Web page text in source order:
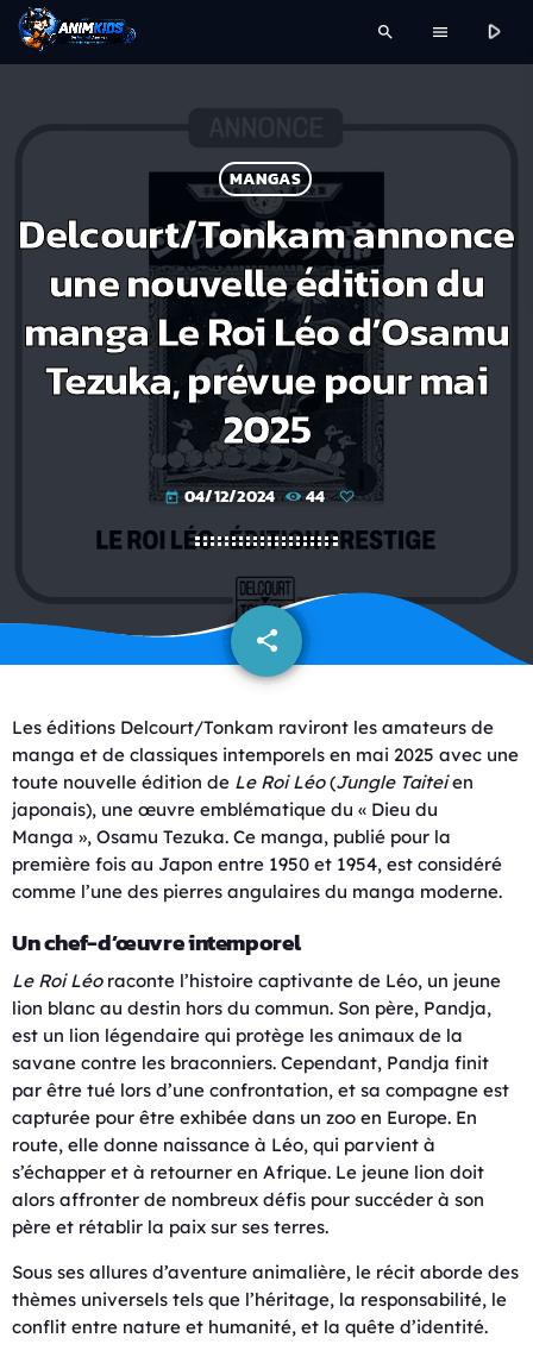
search menu play_arrow
MANGAS
Delcourt/Tonkam annonce
une nouvelle édition du
manga Le Roi Léo d’Osamu
Tezuka, prévue pour mai
2025
today 04/12/2024 44
share
email
Les éditions Delcourt/Tonkam raviront les amateurs de
manga et de classiques intemporels en mai 2025 avec une
toute nouvelle édition de Le Roi Léo(Jungle Taiteien
japonais), une œuvre emblématique du « Dieu du
Manga », Osamu Tezuka. Ce manga, publié pour la
première fois au Japon entre 1950 et 1954, est considéré
comme l’une des pierres angulaires du manga moderne.
Un chef-d’œuvre intemporel
Le Roi Léoraconte l’histoire captivante de Léo, un jeune
lion blanc au destin hors du commun. Son père, Pandja,
est un lion légendaire qui protège les animaux de la
savane contre les braconniers. Cependant, Pandja finit
par être tué lors d’une confrontation, et sa compagne est
capturée pour être exhibée dans un zoo en Europe. En
route, elle donne naissance à Léo, qui parvient à
s’échapper et à retourner en Afrique. Le jeune lion doit
alors affronter de nombreux défis pour succéder à son
père et rétablir la paix sur ses terres.
Sous ses allures d’aventure animalière, le récit aborde des
thèmes universels tels que l’héritage, la responsabilité, le
conflit entre nature et humanité, et la quête d’identité.